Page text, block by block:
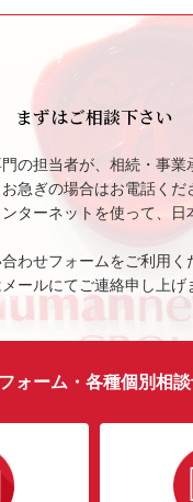
まずはご相談下さい
の担当者が、相続・事業
急ぎの場合はお電話くだ
ターネットを使って、
わせフォームをご利用く
ールにてご連絡申し上げ
ォーム・各種個別相